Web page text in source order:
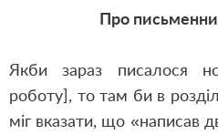
Про
Якби зараз писалося
роботу], то там би в
міг вказати, що «написав